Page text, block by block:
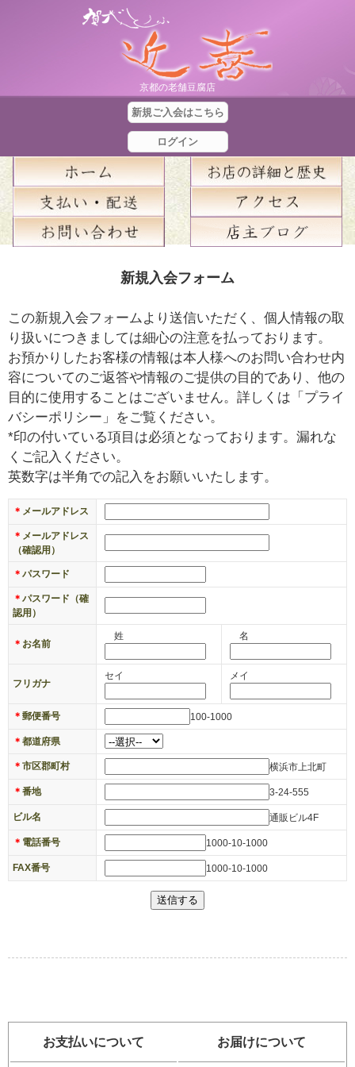
京都の老舗豆腐店
新規ご入会はこちら
ログイン
新規入会フォーム
この新規入会フォームより送信いただく、個人情報の取
り扱いにつきましては細心の注意を払っております。
お預かりしたお客様の情報は本人様へのお問い合わせ内
容についてのご返答や情報のご提供の目的であり、他の
目的に使用することはございません。詳しくは「プライ
バシーポリシー」をご覧ください。
*印の付いている項目は必須となっております。漏れな
くご記入ください。
英数字は半角での記入をお願いいたします。
＊ メールアドレス
＊ メールアドレス
（確認用）
＊ パスワード
＊ パスワード（確
認用）
＊ お名前
姓 名
フリガナ
セイ メイ
＊ 郵便番号 100-1000
＊ 都道府県
＊ 市区郡町村 横浜市上北町
＊ 番地 3-24-555
ビル名 通販ビル4F
＊ 電話番号 1000-10-1000
FAX番号 1000-10-1000
額
：
￥
0
現
在
の
商
品
数
0
お支払いについて お届けについて